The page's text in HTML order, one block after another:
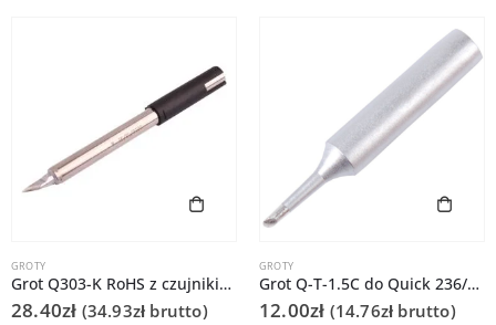
GROTY
Grot Q303-K RoHS z czujnikiem do Quick 202D
28.40zł (34.93zł brutto)
GROTY
Grot Q-T-1.5C do Quick 236/706/936A/3104/3102/TS1100
12.00zł (14.76zł brutto)